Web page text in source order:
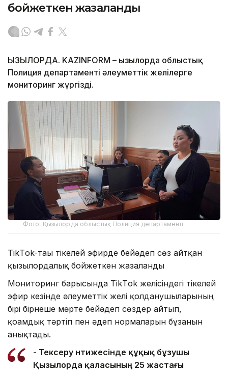
бойжеткен жазаланды
ҚЫЗЫЛОРДА. KAZINFORM – Қызылорда облыстық
Полиция департаменті әлеуметтік желілерге
мониторинг жүргізді.
Фото: Қызылорда облыстық Полиция департаменті
TikТok-тағы тікелей эфирде бейәдеп сөз айтқан
қызылордалық бойжеткен жазаланды
Мониторинг барысында TikТok желісіндегі тікелей
эфир кезінде әлеуметтік желі қолданушыларының
бірі бірнеше мәрте бейәдеп сөздер айтып,
қоғамдық тәртіп пен әдеп нормаларын бұзғанын
анықтады.
- Тексеру нәтижесінде құқық бұзушы
Қызылорда қаласының 25 жастағы